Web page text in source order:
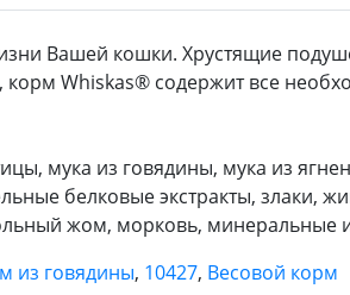
Вашей кошки. Хрустящие
Whiskas® содержит все
мука из говядины, мука из
белковые экстракты, злаки,
жом, морковь, минеральные
из говядины, 10427, Весовой корм